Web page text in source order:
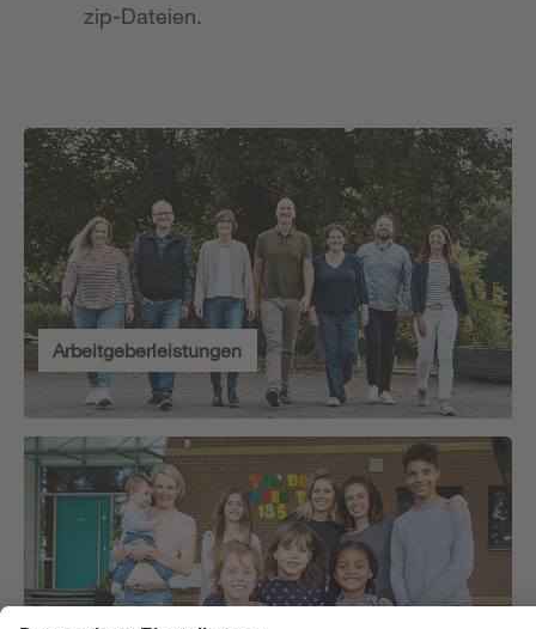
zip-Dateien.
Arbeitgeberleistungen